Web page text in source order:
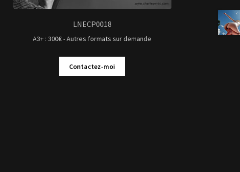
LNECP0018
A3+ : 300€ - Autres formats sur demande
Contactez-moi